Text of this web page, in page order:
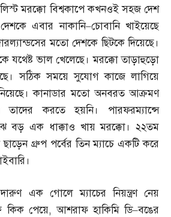
মরক্কো বিশ্বকাপে কখনওই সহজ দেশ
এবার নাকানি–চোবানি খাইয়েছে
মতো দেশকে ছিটকে দিয়েছে।
যথেষ্ট ভাল খেলেছে। মরক্কো তাড়াহুড়ো
সঠিক সময়ে সুযোগ কাজে লাগিয়ে
কানাডার মতো অনবরত আক্রমণ
করতে হয়নি। পারফরম্যান্সে
বড় এক ধাক্কাও খায় মরক্কো। ২২তম
গ্রুপ পর্বের তিন ম্যাচে একটি করে
এক গোলে ম্যাচের নিয়ন্ত্রণ নেয়
কিক পেয়ে,আশরাফ হাকিমি ডি–বঙের